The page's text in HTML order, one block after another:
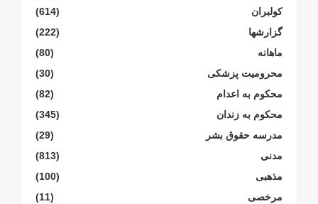
کولبران
(614)
گزارشها
(222)
ماهانە
(80)
محرومیت پزشکی
(30)
محکوم بە اعدام
(82)
محکوم بە زندان
(345)
مدرسە حقوق بشر
(29)
مدنی
(813)
مذهبی
(100)
مرخصی
(11)